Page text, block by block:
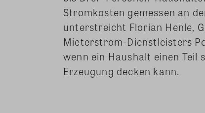
Stromkosten gemessen an
unterstreicht Florian Henle,
Mieterstrom-Dienstleisters
wenn ein Haushalt einen Teil
Erzeugung decken kann.